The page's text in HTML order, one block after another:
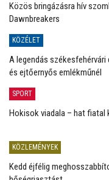
Közös bringázásra hív
Dawnbreakers
KÖZÉLET
A legendás
és ejtőernyős emlékműnél
SPORT
Hokisok viadala – hat fiatal
KÖZLEMÉNYEK
Kedd éjfélig